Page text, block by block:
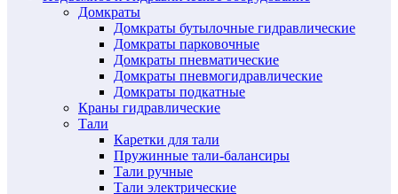
Домкраты
Домкраты бутылочные гидравлические
Домкраты парковочные
Домкраты пневматические
Домкраты пневмогидравлические
Домкраты подкатные
Краны гидравлические
Тали
Каретки для тали
Пружинные тали-балансиры
Тали ручные
Тали электрические